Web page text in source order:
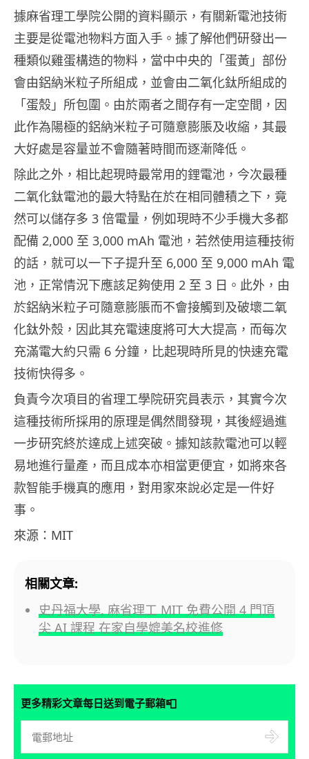
據麻省理工學院公開的資料顯示，有關新電池技術
主要是從電池物料方面入手。據了解他們研發出一
種類似雞蛋構造的物料，當中中央的「蛋黃」部份
會由鋁納米粒子所組成，並會由二氧化鈦所組成的
「蛋殼」所包圍。由於兩者之間存有一定空間，因
此作為陽極的鋁納米粒子可隨意膨脹及收縮，其最
大好處是容量並不會隨著時間而逐漸降低。
除此之外，相比起現時最常用的鋰電池，今次最種
二氧化鈦電池的最大特點在於在相同體積之下，竟
然可以儲存多 3 倍電量，例如現時不少手機大多都
配備 2,000 至 3,000 mAh 電池，若然使用這種技術
的話，就可以一下子提升至 6,000 至 9,000 mAh 電
池，正常情況下應該足夠使用 2 至 3 日。此外，由
於鋁納米粒子可隨意膨脹而不會接觸到及破壞二氧
化鈦外殼，因此其充電速度將可大大提高，而每次
充滿電大約只需 6 分鐘，比起現時所見的快速充電
技術快得多。
負責今次項目的省理工學院研究員表示，其實今次
這種技術所採用的原理是偶然間發現，其後經過進
一步研究終於達成上述突破。據知該款電池可以輕
易地進行量產，而且成本亦相當更便宜，如將來各
款智能手機真的應用，對用家來說必定是一件好
事。
來源：MIT
相關文章:
史丹福大學, 麻省理工 MIT 免費公開 4 門頂
尖 AI 課程 在家自學媲美名校進修
更多精彩文章每日送到電子郵箱📮